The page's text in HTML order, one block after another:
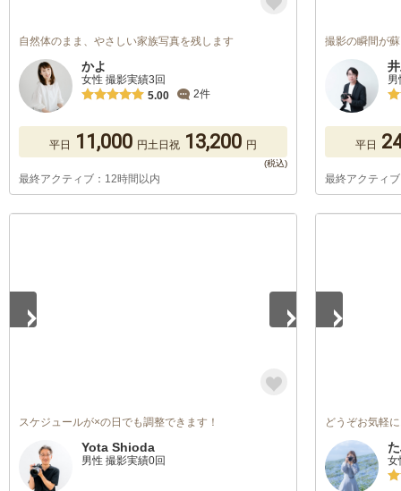
自然体のまま、やさしい家族写真を残します
かよ
女性 撮影実績3回
5.00
2件
平日 11,000 円土日祝 13,200 円
最終アクティブ：12時間以内
撮影の瞬間が
平日
最終アクティ
スケジュールが×の日でも調整できます！
Yota Shioda
男性 撮影実績0回
どうぞお気軽
女